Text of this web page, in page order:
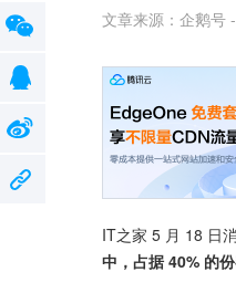
文章来源： 企鹅号
IT之家 5 月 18 日
中，占据 40% 的份